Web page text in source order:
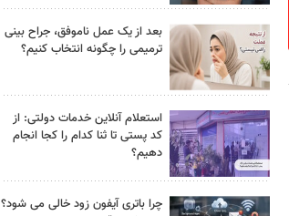
بعد از یک عمل ناموفق، جراح بینی
ترمیمی را چگونه انتخاب کنیم؟
استعلام آنلاین خدمات دولتی: از
کد پستی تا ثنا کدام را کجا انجام
دهیم؟
چرا باتری آیفون زود خالی می شود؟